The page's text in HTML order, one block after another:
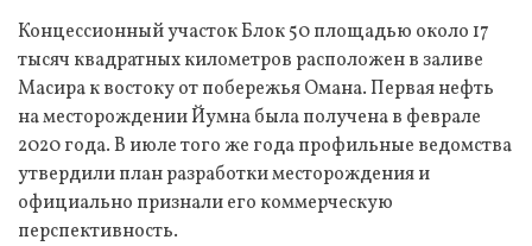
Концессионный участок Блок 50 площадью около 17
тысяч квадратных километров расположен в заливе
Масира к востоку от побережья Омана. Первая нефть
на месторождении Йумна была получена в феврале
2020 года. В июле того же года профильные ведомства
утвердили план разработки месторождения и
официально признали его коммерческую
перспективность.